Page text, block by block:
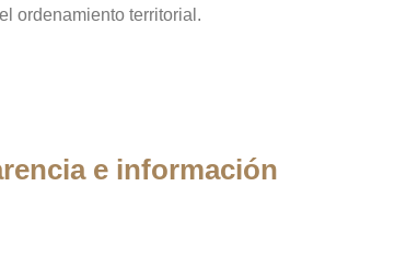
ordenamiento territorial.
e información